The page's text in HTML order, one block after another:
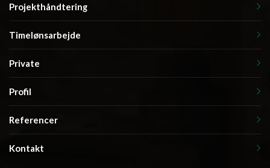
Projekthåndtering
Timelønsarbejde
Private
Profil
Referencer
Kontakt